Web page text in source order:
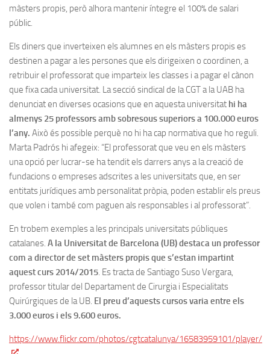
màsters propis, però alhora mantenir íntegre el 100% de salari
públic.
Els diners que inverteixen els alumnes en els màsters propis es
destinen a pagar a les persones que els dirigeixen o coordinen, a
retribuir el professorat que imparteix les classes i a pagar el cànon
que fixa cada universitat. La secció sindical de la CGT a la UAB ha
denunciat en diverses ocasions que en aquesta universitat hi ha
almenys 25 professors amb sobresous superiors a 100.000 euros
l’any. Això és possible perquè no hi ha cap normativa que ho reguli.
Marta Padrós hi afegeix: “El professorat que veu en els màsters
una opció per lucrar-se ha tendit els darrers anys a la creació de
fundacions o empreses adscrites a les universitats que, en ser
entitats jurídiques amb personalitat pròpia, poden establir els preus
que volen i també com paguen als responsables i al professorat”.
En trobem exemples a les principals universitats públiques
catalanes. A la Universitat de Barcelona (UB) destaca un professor
com a director de set màsters propis que s’estan impartint
aquest curs 2014/2015 . Es tracta de Santiago Suso Vergara,
professor titular del Departament de Cirurgia i Especialitats
Quirúrgiques de la UB. El preu d’aquests cursos varia entre els
3.000 euros i els 9.600 euros.
https://www.flickr.com/photos/cgtcatalunya/16583959101/player/